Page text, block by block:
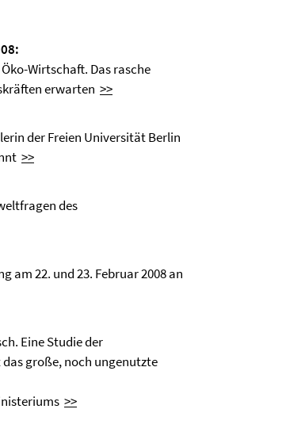
Wirtschaft. Das rasche
erwarten >>
der Freien Universität Berlin
>>
des
am 22. und 23. Februar 2008 an
Eine Studie der
große, noch ungenutzte
>>